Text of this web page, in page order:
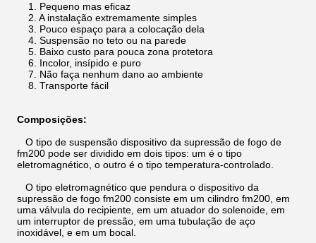
1. Pequeno mas eficaz
2. A instalação extremamente simples
3. Pouco espaço para a colocação dela
4. Suspensão no teto ou na parede
5. Baixo custo para pouca zona protetora
6. Incolor, insípido e puro
7. Não faça nenhum dano ao ambiente
8. Transporte fácil
Composições:
O tipo de suspensão dispositivo da supressão de fogo de
fm200 pode ser dividido em dois tipos: um é o tipo
eletromagnético, o outro é o tipo temperatura-controlado.
O tipo eletromagnético que pendura o dispositivo da
supressão de fogo fm200 consiste em um cilindro fm200, em
uma válvula do recipiente, em um atuador do solenoide, em
um interruptor de pressão, em uma tubulação de aço
inoxidável, e em um bocal.